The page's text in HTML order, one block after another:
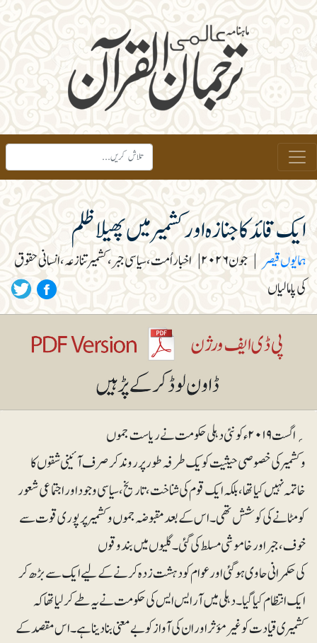
ایک قائد کا جنازہ اور کشمیر میں پھیلا ظلم
ہمایوں قیصر | جون ۲۰۲۶ | اخبار اُمت، سیاسی جبر، کشمیر تنازعہ، انسانی حقوق
کی پامالیاں
؍اگست ۲۰۱۹ء کو نئی دہلی حکومت نے ریاست جموں
وکشمیر کی خصوصی حیثیت کو یک طرفہ طور پر روند کر صرف آئینی شقوں کا
خاتمہ نہیں کیا تھا، بلکہ ایک قوم کی شناخت، تاریخ، سیاسی وجود اور اجتماعی شعور
کو مٹانے کی کوشش تھی۔ اس کے بعد مقبوضہ جموں وکشمیر پر پوری قوت سے
خوف، جبر اور خاموشی مسلط کی گئی۔گلیوں میں بندوقوں
کی حکمرانی حاوی ہوگئی اور عوام کو دہشت زدہ کرنے کے لیے ایک سے بڑھ کر
ایک انتظام کیا گیا۔ دہلی میں آر ایس ایس کی حکومت نے یہ طے کرلیا تھا کہ
کشمیری قیادت کو غیرمؤثر اور ان کی آواز کو بے معنی بنا دینا ہے۔ اس مقصد کے